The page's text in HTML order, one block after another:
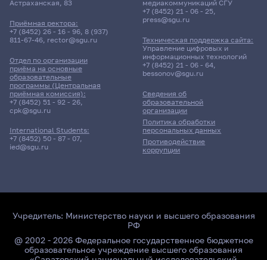
Астраханская, 83
Приёмная ректора:
+7 (8452) 26 - 16 - 96, 8 (937)
811-67-46, rector@sgu.ru
Отдел по организации
приёма на основные
образовательные
программы (Центральная
приёмная комиссия):
+7 (8452) 51 - 92 - 26,
cpk@sgu.ru
International Students:
+7 (8452) 50 - 87 - 07,
ied@sgu.ru
Сведения об
образовательной
организации
Политика обработки
персональных данных
Противодействие
коррупции
медиакоммуникаций СГУ
+7 (8452) 21 - 06 - 25,
press@sgu.ru
Техническая поддержка сайта:
Управление цифровых и
информационных технологий
+7 (8452) 21 - 06 - 64,
bessonov@sgu.ru
Учредитель: Министерство науки и высшего образования
РФ
@ 2002 - 2026 Федеральное государственное бюджетное
образовательное учреждение высшего образования